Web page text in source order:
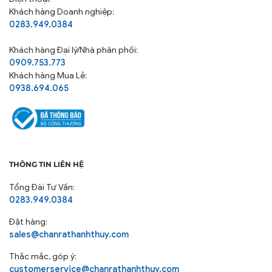
💤 LƯU Ý:
lệch 3%-5% về màu sắc, ánh sáng cũng như các yêu
tố khác.
Hình ảnh mô tả vỏ chăn/vỏ gối đã được lồng ruột,
thực tế chưa có. Quý khách có thể mua thêm ruột
chăn/ruột gối ở mục “Mua kèm deal sốc” để được
mức giá ưu đãi nhất
#baogoi #loigoi #ruot #bochun #drap #ranem #ga
#men #pastel #changagoidem #microfiber #chevery
#thanhthuy #giuongngu #giacngu #memmai
#polyester #philua
Khách hàng Doanh nghiệp:
0283.949.0384
Khách hàngĐại lý/Nhà phân phối:
0909.753.773
Khách hàng Mua Lẻ:
0938.694.065
THÔNG TIN LIÊN HỆ
Tổng Đài Tư Vấn:
0283.949.0384
Đặt hàng:
sales@chanrathanhthuy.com
Thắc mắc, góp ý:
customerservice@chanrathanhthuy.com